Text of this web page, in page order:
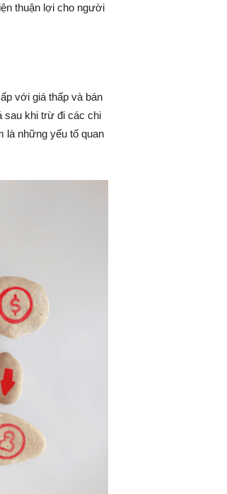
thuận lợi cho người
với giá thấp và bán
sau khi trừ đi các chi
là những yếu tố quan